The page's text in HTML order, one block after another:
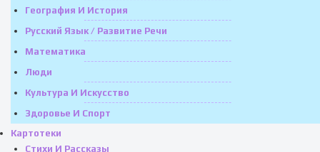
География И История
Русский Язык / Развитие Речи
Математика
Люди
Культура И Искусство
Здоровье И Спорт
Картотеки
Стихи И Рассказы